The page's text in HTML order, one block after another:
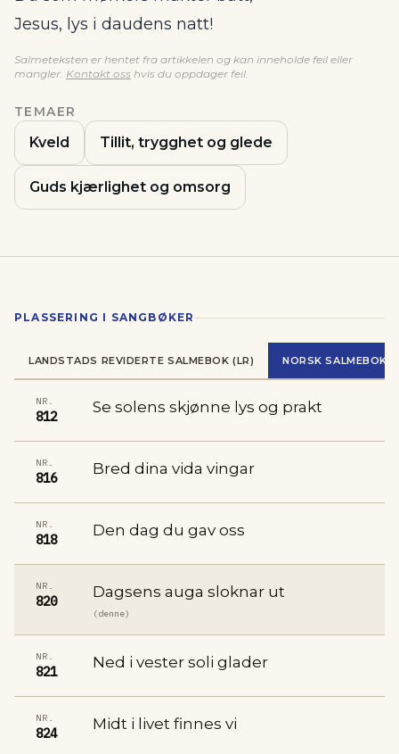
Jesus, lys i daudens natt!
Salmeteksten er hentet fra artikkelen og kan inneholde feil eller
mangler. Kontakt oss hvis du oppdager feil.
TEMAER
Kveld Tillit, trygghet og glede
Guds kjærlighet og omsorg
PLASSERING I SANGBØKER
LANDSTADS REVIDERTE SALMEBOK (LR) NORSK SALMEBOK
NR.
812
Se solens skjønne lys og prakt
NR.
816
Bred dina vida vingar
NR.
818
Den dag du gav oss
NR.
820
Dagsens auga sloknar ut
(denne)
NR.
821
Ned i vester soli glader
NR.
824
Midt i livet finnes vi